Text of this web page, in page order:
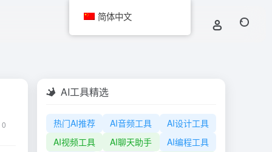
0
AI工具精选
热门AI推荐 AI音频工具
AI设计工具
AI视频工具
AI聊天助手
AI编程工具
简体中文